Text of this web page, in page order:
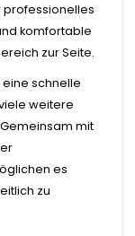
professionelles
komfortable
zur Seite.
schnelle
weitere
mit
es
zu